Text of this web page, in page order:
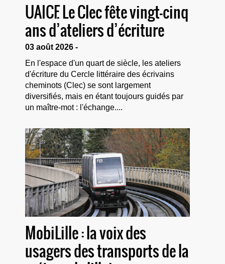
UAICF. Le Clec fête vingt-cinq
ans d’ateliers d’écriture
03 août 2026 -
En l'espace d'un quart de siècle, les ateliers
d'écriture du Cercle littéraire des écrivains
cheminots (Clec) se sont largement
diversifiés, mais en étant toujours guidés par
un maître-mot : l'échange....
MobiLille : la voix des
usagers des transports de la